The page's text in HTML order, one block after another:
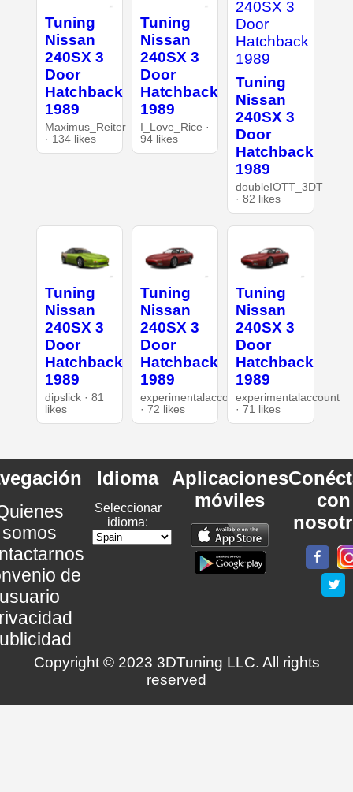
Tuning
Nissan
240SX 3
Door
Hatchback
1989
Maximus_Reiter
· 134 likes
Tuning
Nissan
240SX 3
Door
Hatchback
1989
I_Love_Rice ·
94 likes
Tuning
Nissan
240SX 3
Door
Hatchback
1989
doubleIOTT_3DT
· 82 likes
Tuning
Nissan
240SX 3
Door
Hatchback
1989
dipslick · 81
likes
Tuning
Nissan
240SX 3
Door
Hatchback
1989
experimentalaccount
· 72 likes
Tuning
Nissan
240SX 3
Door
Hatchback
1989
experimentalaccount
· 71 likes
somos
de
Idioma
Seleccionar
idioma:
Aplicaciones
móviles
con
Copyright © 2023 3DTuning LLC. All rights
reserved